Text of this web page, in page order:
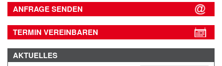
ANFRAGE SENDEN
TERMIN VEREINBAREN
AKTUELLES